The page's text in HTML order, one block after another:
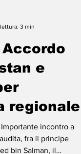
3 min
e
regionale
incontro a